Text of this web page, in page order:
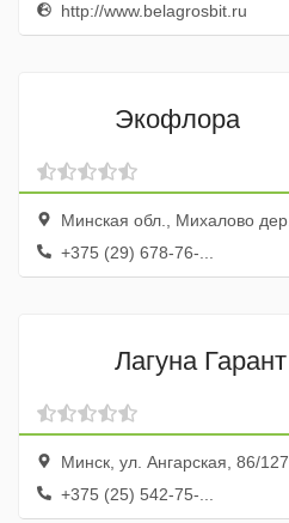
http://www.belagrosbit.ru
Экофлора
Минская обл., Михалово дер.
+375 (29) 678-76-...
Лагуна Гарант
Минск, ул. Ангарская, 86/127
+375 (25) 542-75-...